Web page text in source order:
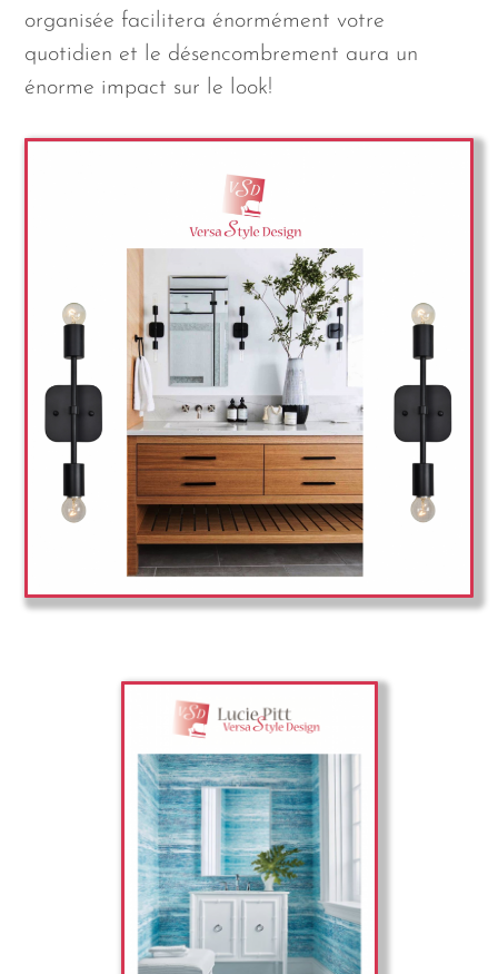
organisée facilitera énormément votre
quotidien et le désencombrement aura un
énorme impact sur le look!